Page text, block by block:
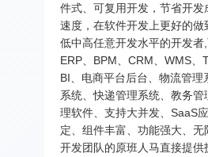
件式、可复用开发，节省开发
速度，在软件开发上更好的做
低中高任意开发水平的开发者,
ERP、BPM、CRM、WMS、
BI、电商平台后台、物流管理
系统、快递管理系统、教务管
理软件、支持大并发、SaaS
定、组件丰富、功能强大、无
开发团队的原班人马直接提供